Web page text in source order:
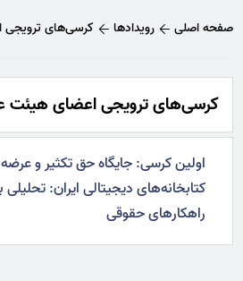
صفحه اصلی رویدادها کرسی‌های
کرسی‌های ترویجی اعضای هیئت
اولین کرسی: جایگاه حق تکثیر و عرضه
کتابخانه‌های دیجیتالی ایران:
راهکارهای حقوقی